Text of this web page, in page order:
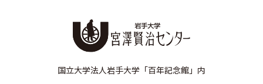
国立大学法人岩手大学「百年記念館」内